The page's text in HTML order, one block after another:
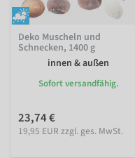
Deko Muscheln und
Schnecken, 1400 g
innen & außen
Sofort versandfähig.
23,74 €
19,95 EUR zzgl. ges. MwSt.